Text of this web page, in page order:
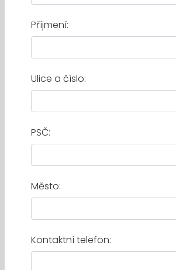
Příjmení:
Ulice a číslo:
PSČ:
Město:
Kontaktní telefon: